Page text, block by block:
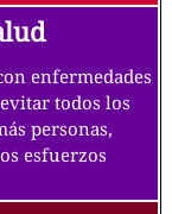
enfermedades
todos los
personas,
esfuerzos